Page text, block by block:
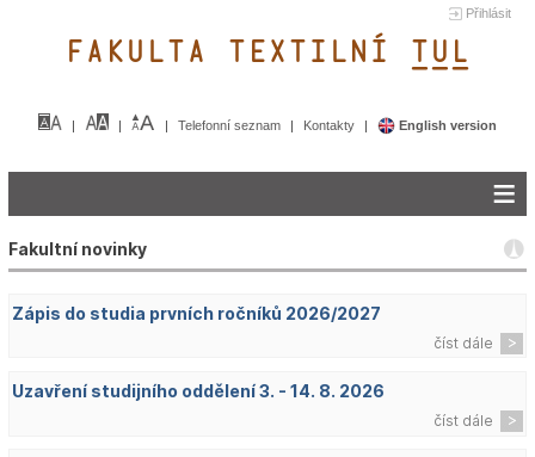
Přihlásit
FAKULTA TEXTILNÍ TUL&
Telefonní seznam Kontakty English version
Fakultní novinky
Zápis do studia prvních ročníků 2026/2027
číst dále
Uzavření studijního oddělení 3. - 14. 8. 2026
číst dále